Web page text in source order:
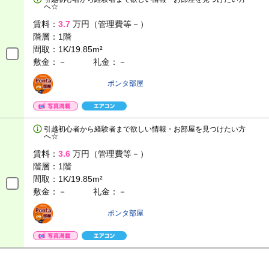
へ☆
賃料： 3.7 万円（管理費等－）
階層： 1階
間取： 1K/19.85m²
敷金：－
礼金：－
ポンタ部屋
引越初心者から経験者まで欲しい情報・お部屋を見つけたい方
へ☆
賃料： 3.6 万円（管理費等－）
階層： 1階
間取： 1K/19.85m²
敷金：－
礼金：－
ポンタ部屋